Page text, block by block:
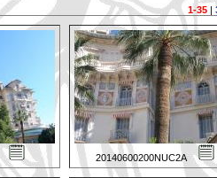
1-35|
20140600200NUC2A